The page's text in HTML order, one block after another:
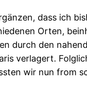
dass ich
Orten,
durch den
verlagert.
wir nun from